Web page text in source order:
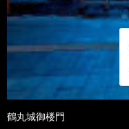
鶴丸城御楼門